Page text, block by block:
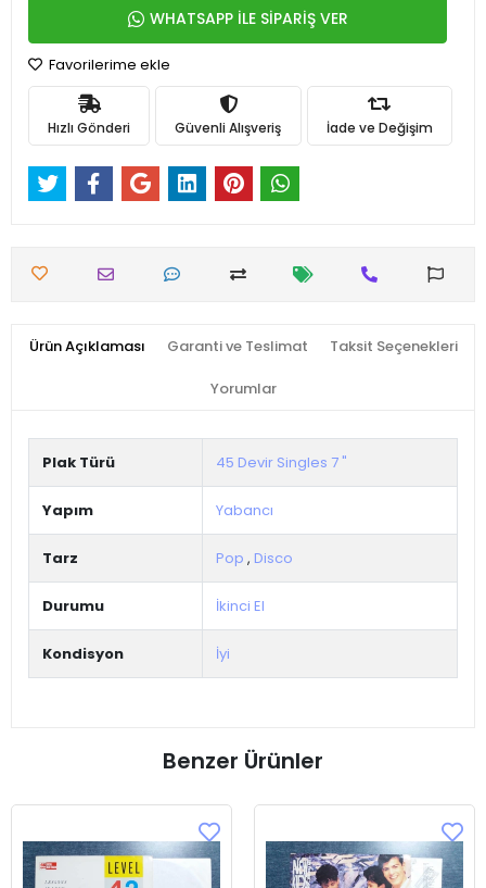
WHATSAPP İLE SİPARİŞ VER
Favorilerime ekle
Hızlı Gönderi Güvenli Alışveriş İade ve Değişim
Ürün Açıklaması Garanti ve Teslimat Taksit Seçenekleri
Yorumlar
Plak Türü 45 Devir Singles 7 "
Yapım Yabancı
Tarz Pop , Disco
Durumu İkinci El
Kondisyon İyi
Benzer Ürünler